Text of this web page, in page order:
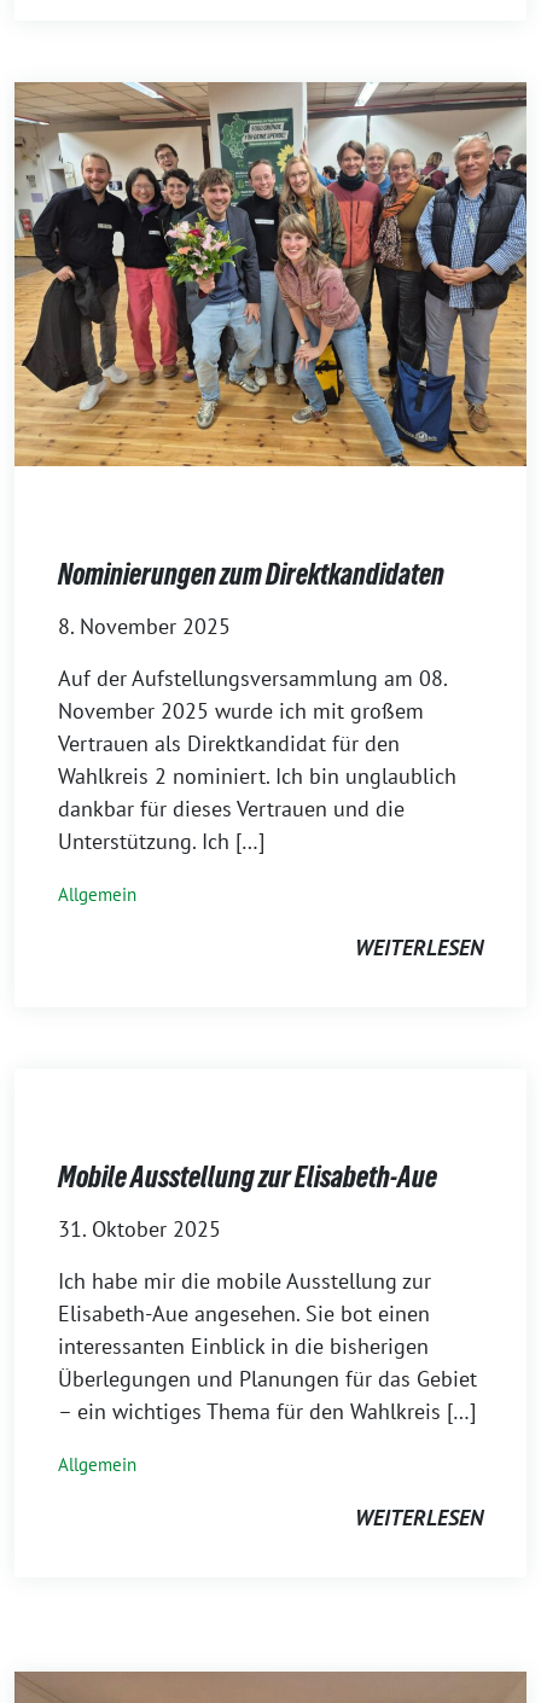
Nominierungen zum Direktkandidaten
8. November 2025
Auf der Aufstellungsversammlung am 08.
November 2025 wurde ich mit großem
Vertrauen als Direktkandidat für den
Wahlkreis 2 nominiert. Ich bin unglaublich
dankbar für dieses Vertrauen und die
Unterstützung. Ich […]
Allgemein
WEITERLESEN
Mobile Ausstellung zur Elisabeth-Aue
31. Oktober 2025
Ich habe mir die mobile Ausstellung zur
Elisabeth-Aue angesehen. Sie bot einen
interessanten Einblick in die bisherigen
Überlegungen und Planungen für das Gebiet
– ein wichtiges Thema für den Wahlkreis […]
Allgemein
WEITERLESEN